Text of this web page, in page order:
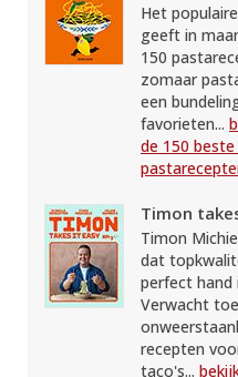
Het
geeft in
150
zomaar
een
favorieten...
de 150
Timon
Timon
dat
perfect hand
Verwacht
recepten
taco's...